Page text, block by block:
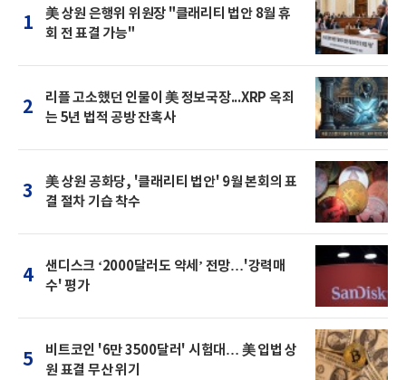
1
美 상원 은행위 위원장 "클래리티 법안 8월 휴
회 전 표결 가능"
2
리플 고소했던 인물이 美 정보국장...XRP 옥죄
는 5년 법적 공방 잔혹사
3
美 상원 공화당, '클래리티 법안' 9월 본회의 표
결 절차 기습 착수
4
샌디스크 ‘2000달러도 약세’ 전망…'강력매
수' 평가
5
비트코인 '6만 3500달러' 시험대… 美 입법 상
원 표결 무산 위기